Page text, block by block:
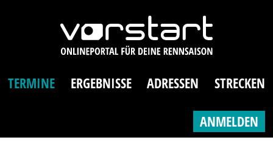
TERMINE ERGEBNISSE ADRESSEN STRECKEN
ANMELDEN